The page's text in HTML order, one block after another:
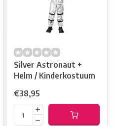
Silver Astronaut +
Helm / Kinderkostuum
€38,95